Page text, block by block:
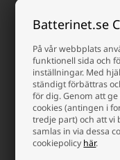
Batterinet.se
På vår webbplats
funktionell sida och
inställningar. Med
ständigt förbättras
för dig. Genom att
cookies (antingen i
tredje part) och att
samlas in via dessa
cookiepolicy här.
x H 15 cm
22,50 SEK
Finns i lager
Vi skicker ditt paket
+